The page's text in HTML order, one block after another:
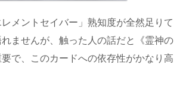
メントセイバー」熟知度が全然足りて
ませんが、触った人の話だと《霊神の
で、このカードへの依存性がかなり高